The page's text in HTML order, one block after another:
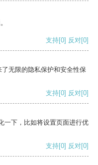
支持[0] 反对[0]
无限的隐私保护和安全性保
支持[0] 反对[0]
一下，比如将设置页面进行优
支持[0] 反对[0]